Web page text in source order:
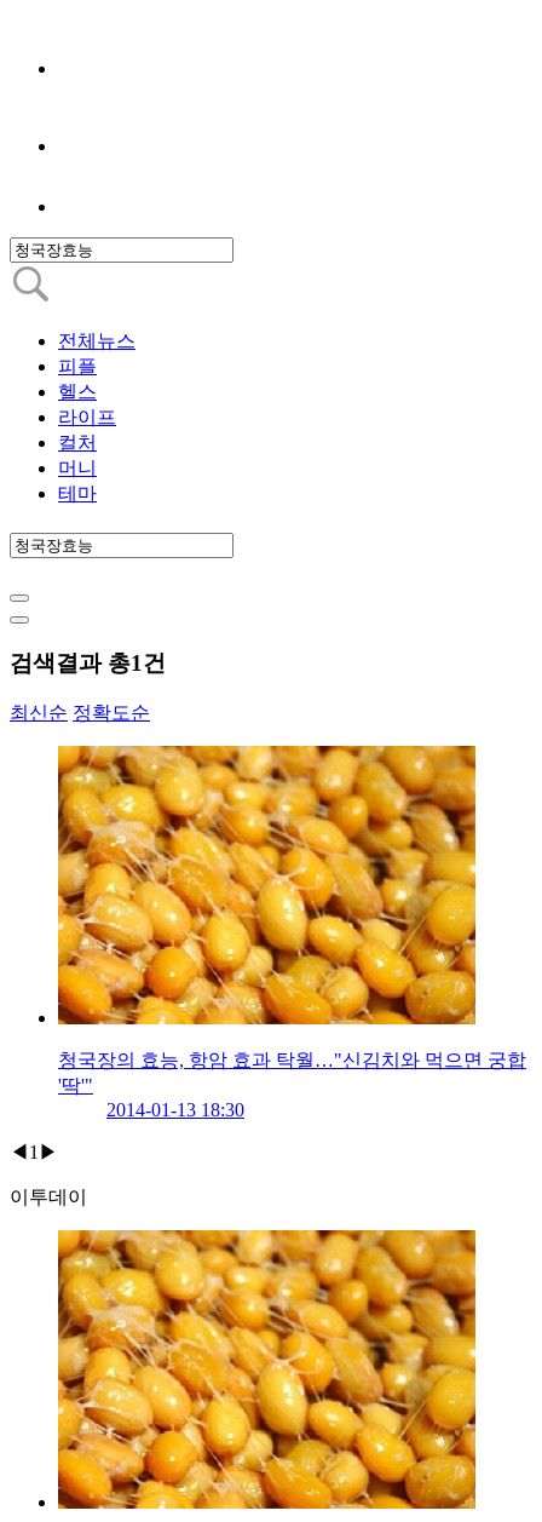
전체뉴스
피플
헬스
라이프
컬처
머니
테마
검색결과 총1건
최신순 정확도순
청국장의 효능, 항암 효과 탁월…"신김치와 먹으면 궁합
'딱'"
2014-01-13 18:30
◀ 1 ▶
이투데이